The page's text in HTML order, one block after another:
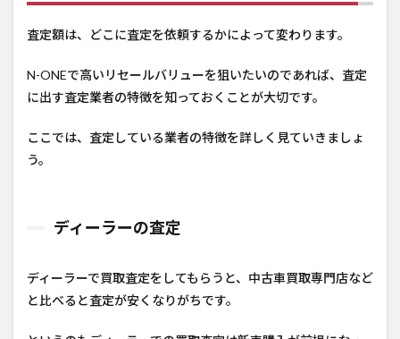
査定額は、どこに査定を依頼するかによって変わります。
N-ONEで高いリセールバリューを狙いたいのであれば、査定
に出す査定業者の特徴を知っておくことが大切です。
ここでは、査定している業者の特徴を詳しく見ていきましょ
う。
ディーラーの査定
ディーラーで買取査定をしてもらうと、中古車買取専門店など
と比べると査定が安くなりがちです。